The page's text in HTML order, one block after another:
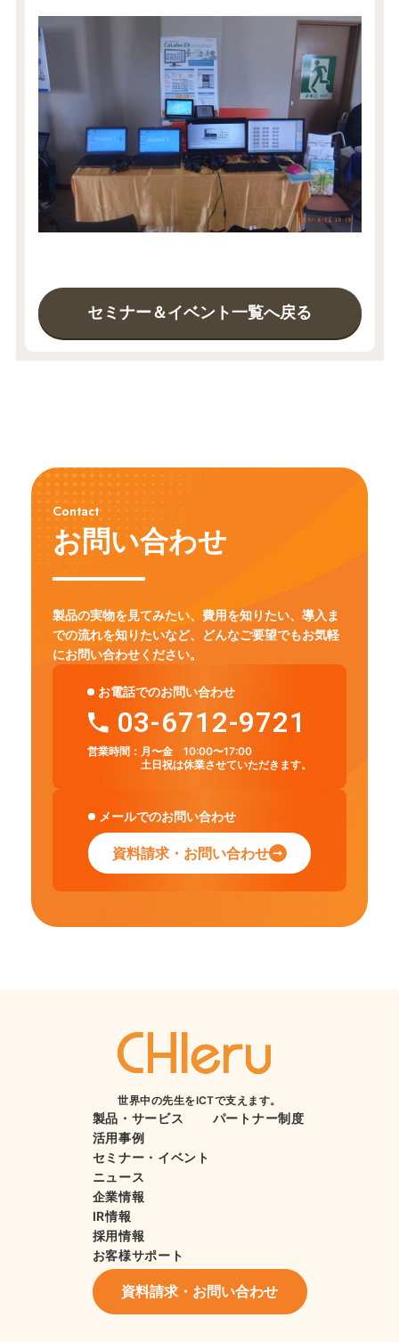
セミナー＆イベント一覧へ戻る
Contact
お問い合わせ
製品の実物を見てみたい、費用を知りたい、導入ま
での流れを知りたいなど、
どんなご要望でもお気軽
にお問い合わせください。
お電話でのお問い合わせ
03-6712-9721
営業時間： 月〜金 10:00〜17:00
土日祝は休業させていただきます。
メールでのお問い合わせ
資料請求・お問い合わせ
世界中の先生をICTで支えます。
製品・サービス
活用事例
セミナー・イベント
ニュース
企業情報
IR情報
採用情報
お客様サポート
パートナー制度
資料請求・お問い合わせ